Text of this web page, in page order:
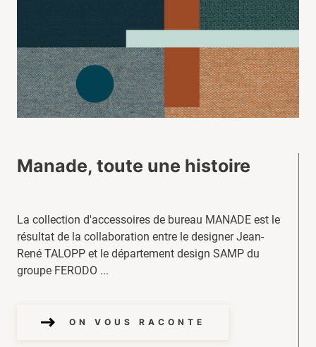
Manade, toute une histoire
La collection d'accessoires de bureau MANADE est le
résultat de la collaboration entre le designer Jean-
René TALOPP et le département design SAMP du
groupe FERODO ...
ON VOUS RACONTE